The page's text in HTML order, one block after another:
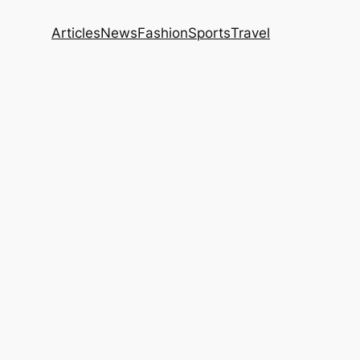
ArticlesNewsFashionSportsTravel